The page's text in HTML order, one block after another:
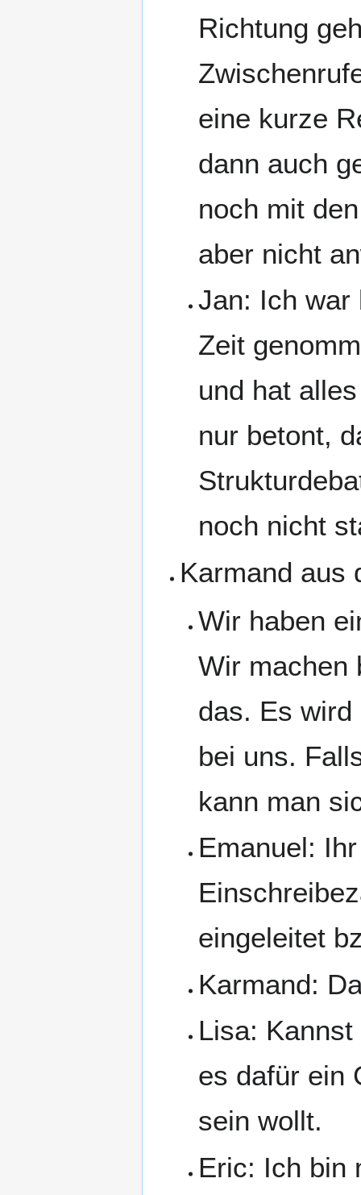
Richtung
eine kurze
dann auch
noch mit
aber nicht
Jan: Ich war
Zeit
und hat
nur betont,
noch nicht
Karmand aus
Wir haben
Wir machen
das. Es wird
bei uns.
kann man
Emanuel:
eingeleitet
Karmand:
Lisa:
es dafür ein
sein wollt.
Eric: Ich bin